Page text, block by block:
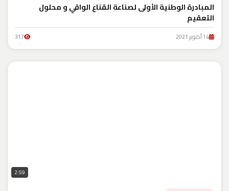
المبادرة الوطنية الأولى لصناعة القناع الواقي و محلول
التعقيم
14 أكتوبر 2021 317
2:59